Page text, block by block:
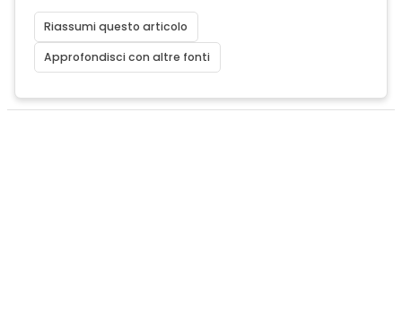
Riassumi questo articolo
Approfondisci con altre fonti